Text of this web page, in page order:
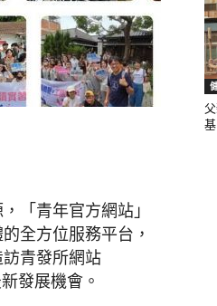
聞
「青年官方網站」
全方位服務平台，
青發所網站
發展機會。